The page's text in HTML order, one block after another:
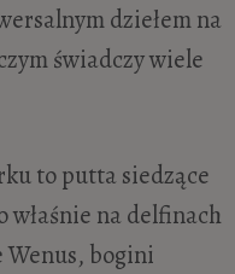
dziełem na
świadczy wiele
to putta siedzące
na delfinach
Wenus, bogini